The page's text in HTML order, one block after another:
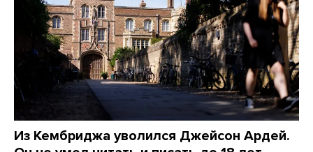
Из Кембриджа уволился Джейсон Ардей.